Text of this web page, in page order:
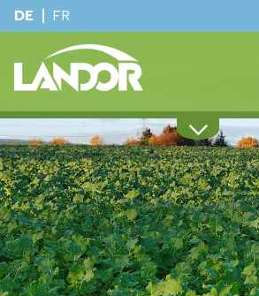
DE FR
Sortiment Regionale Beratung
Kulturinfos
Stall und Hof
Events